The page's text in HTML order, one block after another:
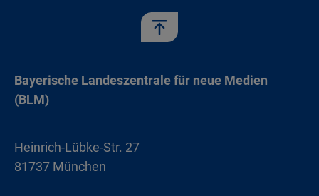
Bayerische Landeszentrale für neue Medien
(BLM)
Heinrich-Lübke-Str. 27
81737 München